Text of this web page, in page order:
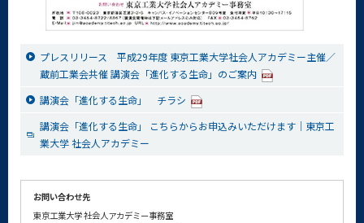
プレスリリース 平成29年度 東京工業大学社会人アカデミー主催／
蔵前工業会共催 講演会「進化する生命」のご案内
講演会「進化する生命」 チラシ
講演会「進化する生命」 こちらからお申込みいただけます｜東京工
業大学 社会人アカデミー
お問い合わせ先
東京工業大学 社会人アカデミー事務室